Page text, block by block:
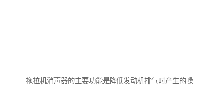
拖拉机消声器的主要功能是降低发动机排气时产生的噪